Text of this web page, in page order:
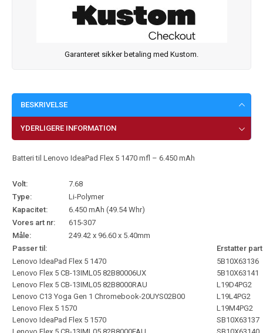
Garanteret sikker betaling med Kustom.
BESKRIVELSE
YDERLIGERE INFORMATION
Batteri til Lenovo IdeaPad Flex 5 1470 mfl – 6.450 mAh
Volt:
7.68
Type:
Li-Polymer
Kapacitet:
6.450 mAh (49.54 Whr)
Vores art nr:
615-307
Måle:
249.42 x 96.60 x 5.40mm
Passer til:
Erstatter
Lenovo IdeaPad Flex 5 1470
Lenovo Flex 5 CB-13IML05 82B80006UX
Lenovo Flex 5 CB-13IML05 82B8000RAU
Lenovo C13 Yoga Gen 1 Chromebook-20UYS02B00
Lenovo Flex 5 1570
Lenovo IdeaPad Flex 5 1570
5B10X63136
5B10X63141
L19D4PG2
L19L4PG2
L19M4PG2
SB10X63137